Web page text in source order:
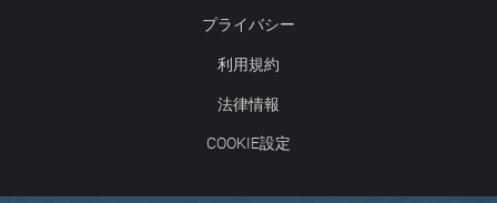
プライバシー
利用規約
法律情報
COOKIE設定